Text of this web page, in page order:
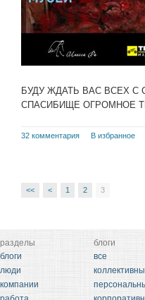
БУДУ ЖДАТЬ ВАС ВСЕХ
СПАСИБИЩЕ ОГРОМНОЕ
32 комментария В избранное
<< < 1 2 3
разделы
блоги
люди
компании
блоги
все